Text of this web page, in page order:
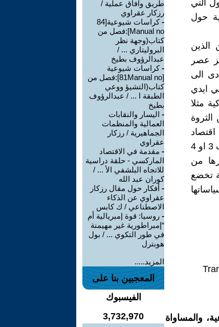
التي
حول
الذين
عصر
الى
ايدي
مثلا
من السكان يستحوذون على 59% من الثروة
اقتصاد
البلاد مستغلة تشتت شبكة الشركات المساهمة . ووفقا للارقام ان مجموعات 3 او 4
من
تخضع
والمساواة
طريق وآفاق عملية /
رزكار عقراوي
-
كراسات شيوعية[84
Manual no]:فصل من
كتاب(وجهة نظر
البروليتاري ... /
عبدالرؤوف بطيخ
-كراسات شيوعية
[81Manual no]:فصل من
كتاب(التشيؤ ووعي
الطبقة ا ... / عبدالرؤوف
بطيخ
- اليسار والنقابات
العمالية والمنظمات
الجماهيرية / رزكار
عقراوي
- مقدمة في الاقتصاد
الماركسي - حلقة دراسية
للاتجاه البلشفي الأ ... /
كوران عبد الله
- أفكار حول مقال رزكار
عقراوي عن الذكاء
الاصطناعي / ك كابس
- روسيا: قوة إمبريالية أم
“إمبراطورية غير مهيمنة
في طور التكوي ... / بول
هوبترل
المزيد.....
المعجبين بنا على
الفيسبوك
3,732,970